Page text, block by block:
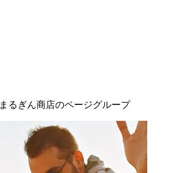
まるぎん商店のページグループ